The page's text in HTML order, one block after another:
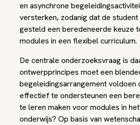
en asynchrone
versterken, zodanig dat de
gesteld een beredeneerde keuze
modules in een flexibel curriculum.
De centrale onderzoeksvraag is
ontwerpprincipes moet een
begeleidingsarrangement voldoen
effectief te ondersteunen een
te leren maken voor modules in
onderwijs? Op basis van